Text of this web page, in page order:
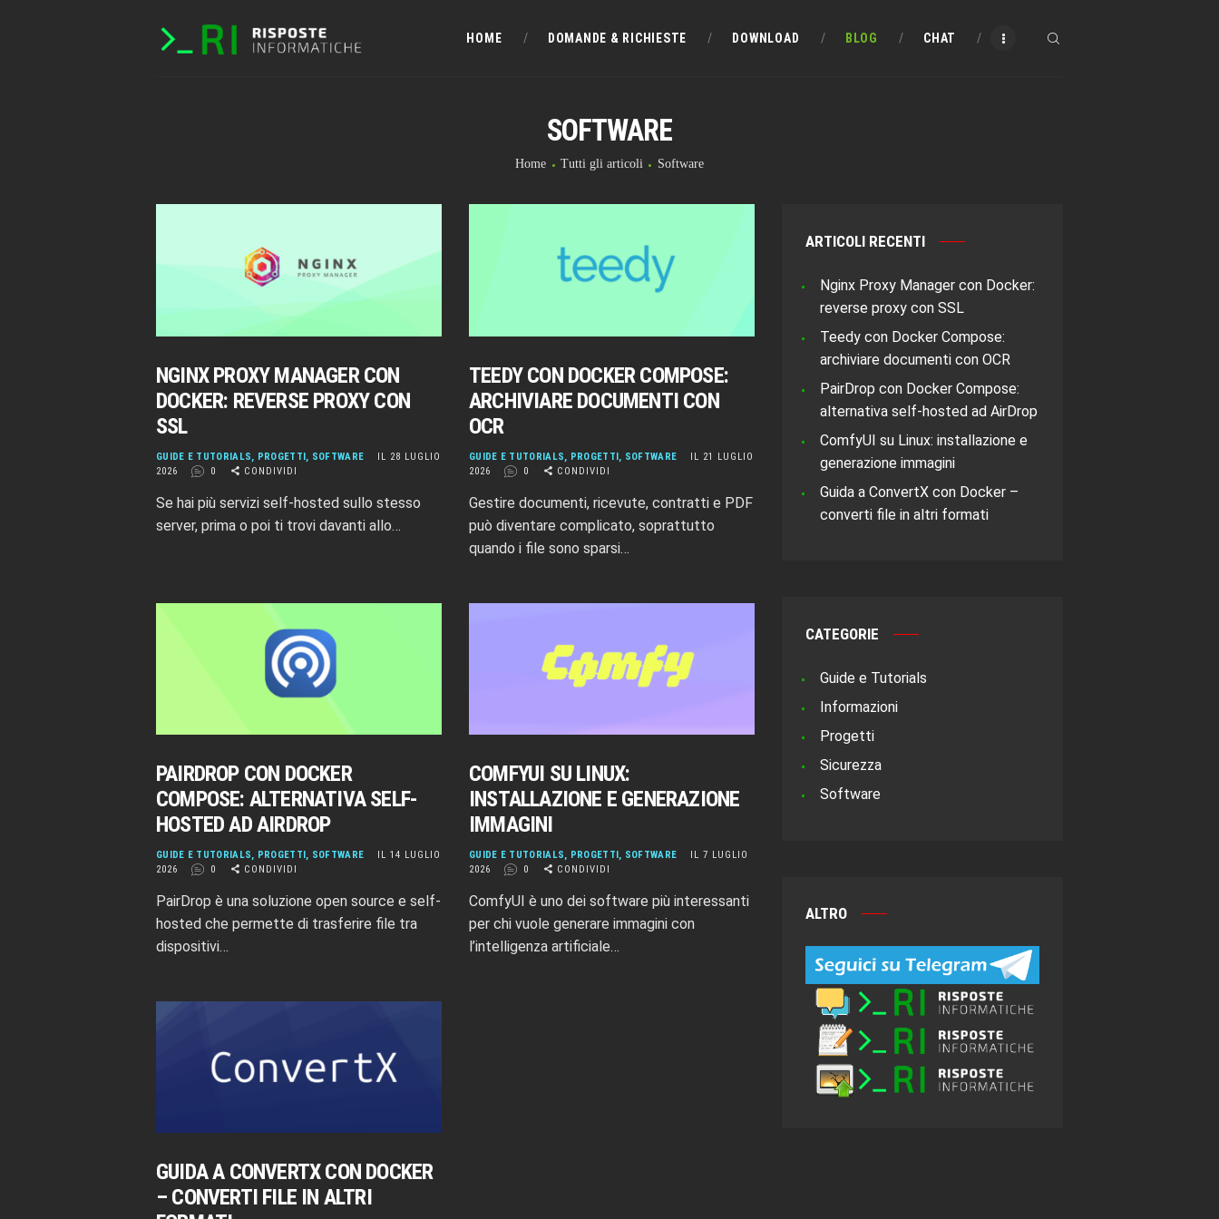
HOME DOMANDE & RICHIESTE DOWNLOAD BLOG CHAT
SOFTWARE
Home Tutti gli articoli Software
HOME
DOWNLOAD
INFO
NGINX PROXY MANAGER CON
DOCKER: REVERSE PROXY CON
SSL
GUIDE E TUTORIALS, PROGETTI, SOFTWARE
IL 28 LUGLIO
2026
0 CONDIVIDI
Se hai più servizi self-hosted sullo stesso
server, prima o poi ti trovi davanti allo…
TEEDY CON DOCKER COMPOSE:
ARCHIVIARE DOCUMENTI CON
OCR
GUIDE E TUTORIALS, PROGETTI, SOFTWARE
IL 21 LUGLIO
2026
0 CONDIVIDI
Gestire documenti, ricevute, contratti e PDF
può diventare complicato, soprattutto
quando i file sono sparsi…
PAIRDROP CON DOCKER
COMPOSE: ALTERNATIVA SELF-
HOSTED AD AIRDROP
GUIDE E TUTORIALS, PROGETTI , SOFTWARE
IL 14 LUGLIO
2026
0 CONDIVIDI
PairDrop è una soluzione open source e self-
hosted che permette di trasferire file tra
dispositivi…
COMFYUI SU LINUX:
INSTALLAZIONE E GENERAZIONE
IMMAGINI
GUIDE E TUTORIALS, PROGETTI , SOFTWARE
IL 7 LUGLIO
2026
0 CONDIVIDI
ComfyUI è uno dei software più interessanti
per chi vuole generare immagini con
l’intelligenza artificiale…
GUIDA A CONVERTX CON DOCKER
– CONVERTI FILE IN ALTRI
ARTICOLI RECENTI
Nginx Proxy Manager con Docker:
reverse proxy con SSL
Teedy con Docker Compose:
archiviare documenti con OCR
PairDrop con Docker Compose:
alternativa self-hosted ad AirDrop
ComfyUI su Linux: installazione e
generazione immagini
Guida a ConvertX con Docker –
converti file in altri formati
CATEGORIE
Guide e Tutorials
Informazioni
Progetti
Sicurezza
Software
ALTRO